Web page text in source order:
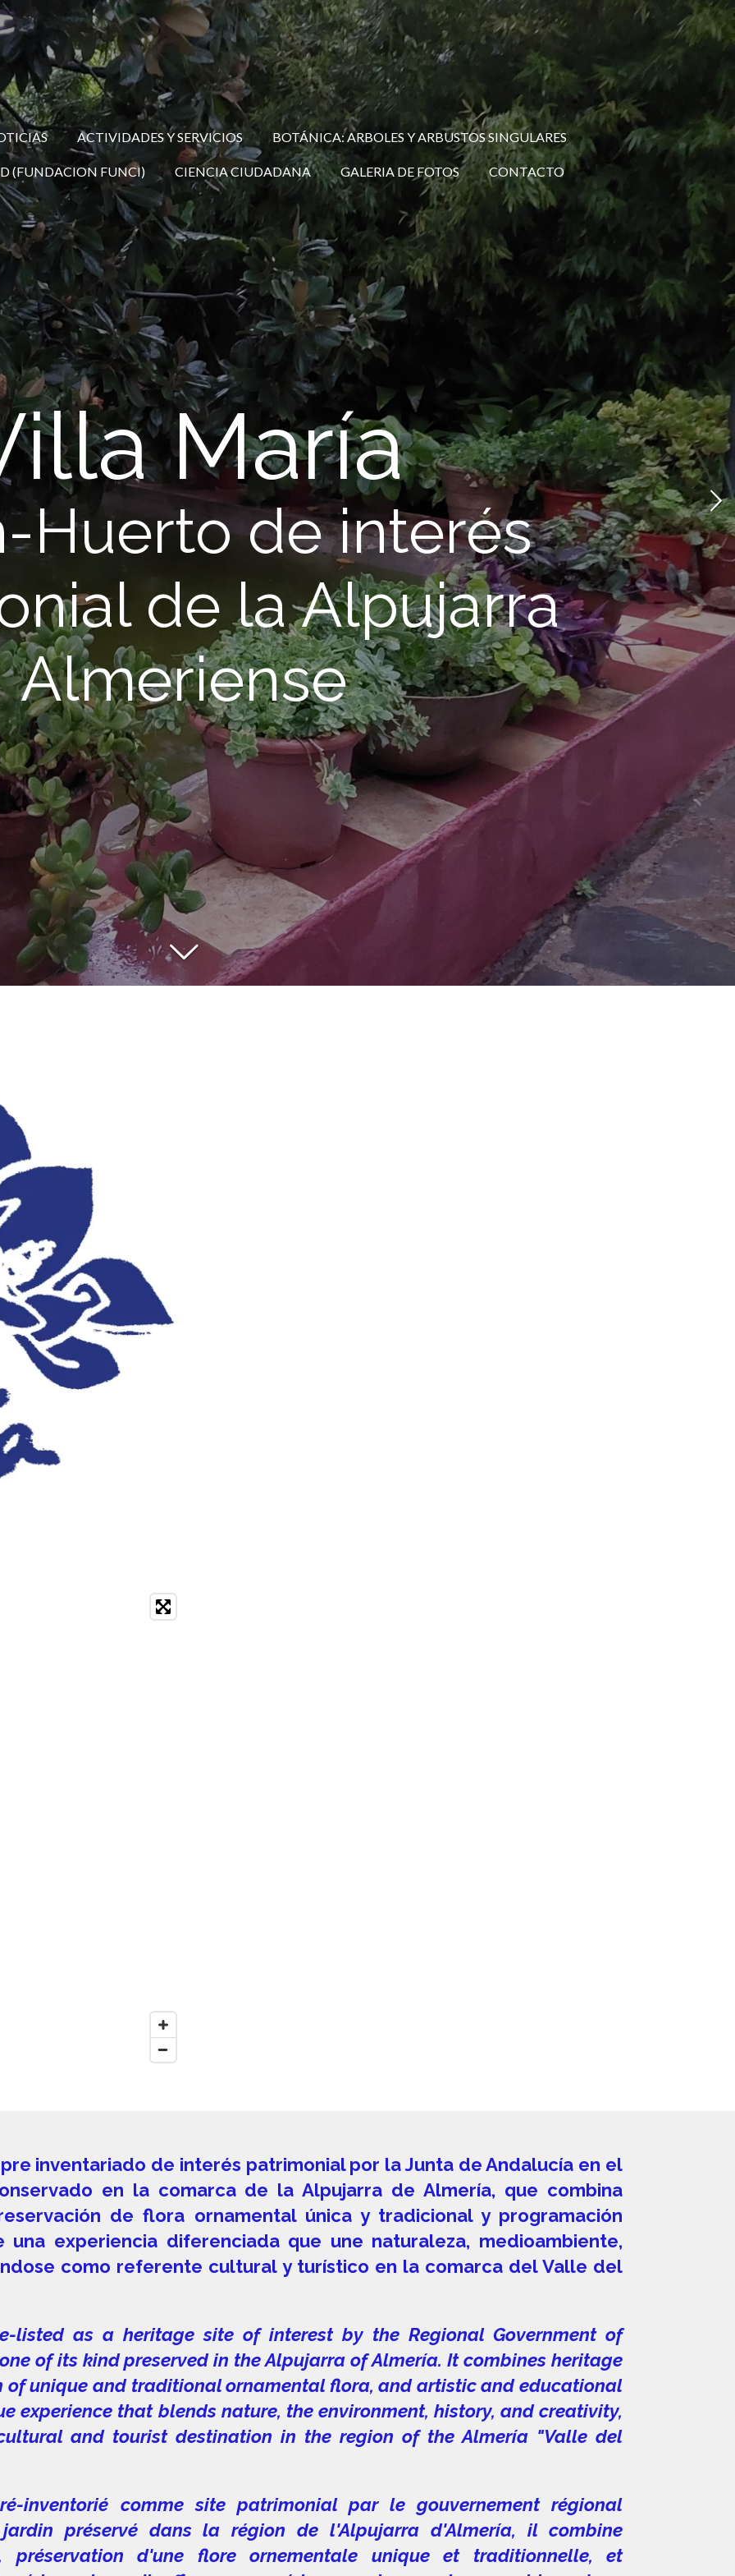
ACTIVIDADES Y SERVICIOS BOTÁNICA: ARBOLES Y ARBUSTOS SINGULARES
(FUNDACION FUNCI) CIENCIA CIUDADANA GALERIA DE FOTOS CONTACTO
María
Huerto de interés
de la Alpujarra
Almeriense
inventariado de interés patrimonial por la Junta de Andalucía en el
en la comarca de la Alpujarra de Almería, que combina
de flora ornamental única y tradicional y programación
experiencia diferenciada que une naturaleza, medioambiente,
como referente cultural y turístico en la comarca del Valle del
listed as a heritage site of interest by the Regional Government of
of its kind preserved in the Alpujarra of Almería. It combines heritage
of unique and traditional ornamental flora, and artistic and educational
experience that blends nature, the environment, history, and creativity,
and tourist destination in the region of the Almería "Valle del
inventorié comme site patrimonial par le gouvernement régional
préservé dans la région de l'Alpujarra d'Almería, il combine
préservation d'une flore ornementale unique et traditionnelle, et